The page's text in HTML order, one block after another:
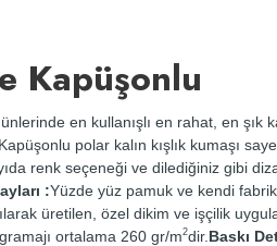
Kapüşonlu
en kullanışlı en rahat, en şık
polar kalın kışlık kumaşı
renk seçeneği ve dilediğiniz gibi
:Yüzde yüz pamuk ve kendi
üretilen, özel dikim ve işçilik
gramajı ortalama 260 gr/m2dir. Baskı